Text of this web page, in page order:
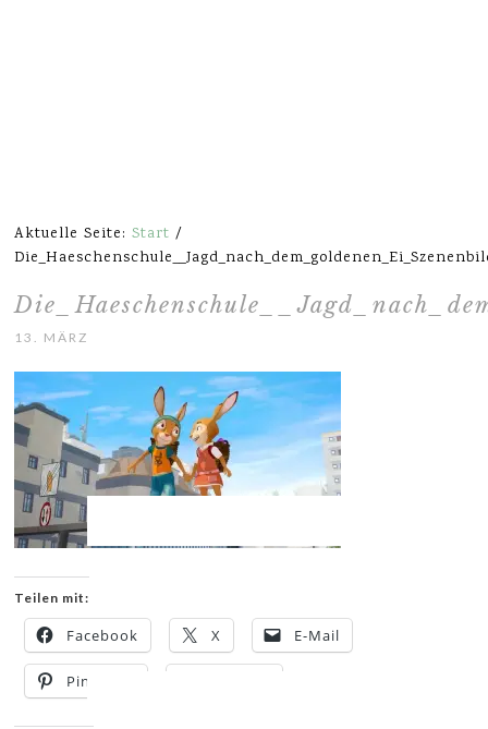
Aktuelle Seite:Start /
13. MÄRZ 2017
Teilen mit:
Facebook X E-Mail
Pinterest